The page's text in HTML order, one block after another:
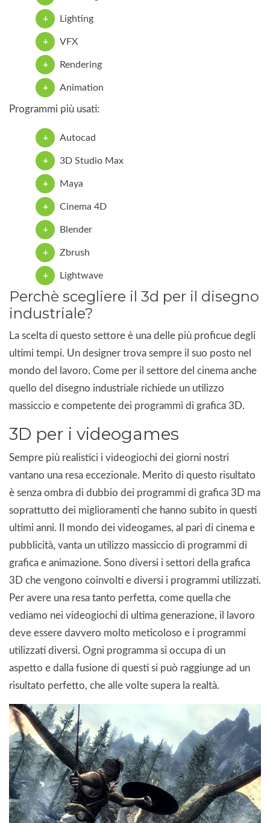
Lighting
VFX
Rendering
Animation
Programmi più usati:
Autocad
3D Studio Max
Maya
Cinema 4D
Blender
Zbrush
Lightwave
Perchè scegliere il 3d per il disegno
industriale?
La scelta di questo settore è una delle più proficue degli
ultimi tempi. Un designer trova sempre il suo posto nel
mondo del lavoro. Come per il settore del cinema anche
quello del disegno industriale richiede un utilizzo
massiccio e competente dei programmi di grafica 3D.
3D per i videogames
Sempre più realistici i videogiochi dei giorni nostri
vantano una resa eccezionale. Merito di questo risultato
è senza ombra di dubbio dei programmi di grafica 3D ma
soprattutto dei miglioramenti che hanno subito in questi
ultimi anni. Il mondo dei videogames, al pari di cinema e
pubblicità, vanta un utilizzo massiccio di programmi di
grafica e animazione. Sono diversi i settori della grafica
3D che vengono coinvolti e diversi i programmi utilizzati.
Per avere una resa tanto perfetta, come quella che
vediamo nei videogiochi di ultima generazione, il lavoro
deve essere davvero molto meticoloso e i programmi
utilizzati diversi. Ogni programma si occupa di un
aspetto e dalla fusione di questi si può raggiunge ad un
risultato perfetto, che alle volte supera la realtà.